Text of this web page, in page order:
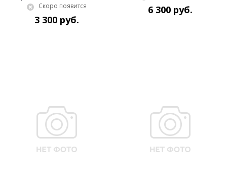
Скоро появится
3 300 руб.
6 300 руб.